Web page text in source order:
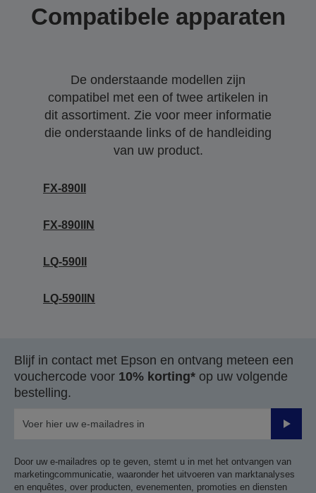
Compatibele apparaten
De onderstaande modellen zijn
compatibel met een of twee artikelen in
dit assortiment. Zie voor meer informatie
die onderstaande links of de handleiding
van uw product.
FX-890II
FX-890IIN
LQ-590II
LQ-590IIN
Blijf in contact met Epson en ontvang meteen een
vouchercode voor 10% korting* op uw volgende
bestelling.
Door uw e-mailadres op te geven, stemt u in met het ontvangen van
marketingcommunicatie, waaronder het uitvoeren van marktanalyses
en enquêtes, over producten, evenementen, promoties en diensten